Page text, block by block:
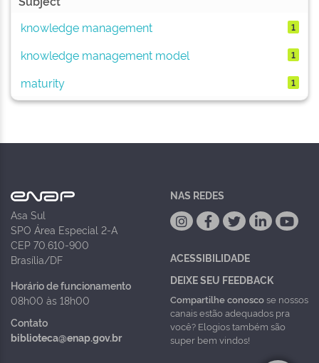
knowledge management
1
knowledge management model 1
maturity 1
Asa Sul
SPO Área Especial 2-A
CEP 70.610-900
Brasília/DF
Horário de funcionamento
08h00 às 18h00
Contato
biblioteca@enap.gov.br
NAS REDES
ACESSIBILIDADE
DEIXE SEU FEEDBACK
Compartilhe conoscose nossos
canais estão adequados pra
você? Elogios também são
super bem vindos!